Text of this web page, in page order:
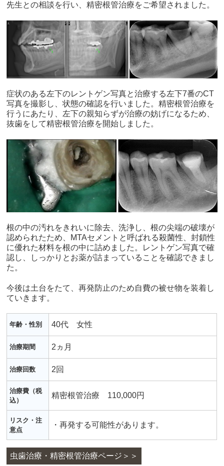
先生との相談を行い、精密根管治療をご希望されました。
症状のある左下のレントゲン写真と治療する左下7番のCT
写真を撮影し、状態の確認を行いました。精密根管治療を
行うにあたり、左下の親知らずが治療の妨げになるため、
抜歯をして精密根管治療を開始しました。
根の中の汚れをきれいに除去、洗浄し、根の尖端の破壊が
認められたため、MTAセメントと呼ばれる殺菌性、封鎖性
に優れた材料を根の中に詰めました。レントゲン写真で確
認し、しっかりとお薬が詰まっていることを確認できまし
た。
今後は土台をたて、再発防止のため自費の被せ物を装着し
ていきます。
年齢・性別 40代 女性
治療期間 2ヵ月
治療回数 2回
治療費（税
込）
精密根管治療 110,000円
リスク・注
意点
・再発する可能性があります。
虫歯治療・精密根管治療ページ＞＞